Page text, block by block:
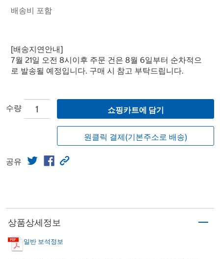
배송비 포함
[배송지연안내]
7월 21일 오전 8시이후 주문 건은 8월 6일부터 순차적으
로 발송될 예정입니다. 구매 시 참고 부탁드립니다.
수량 쇼핑카트에 담기
원클릭 결제(기본주소로 배송)
공유
상품상세정보
일반 보석정보